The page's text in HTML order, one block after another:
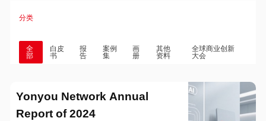
分类
全
部
白皮
书
报
告
案例
集
画
册
其他
资料
全球商业创新
大会
Yonyou Network Annual
Report of 2024